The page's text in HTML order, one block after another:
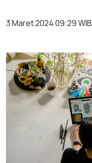
3 Maret 2024 09:29 WIB